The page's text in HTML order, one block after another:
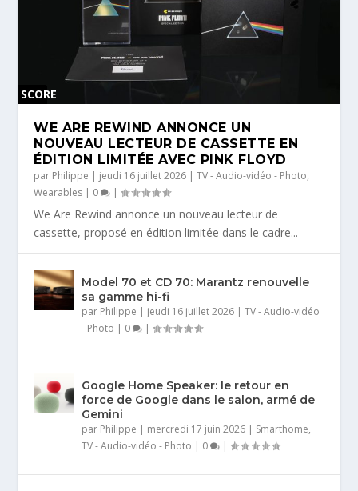
SCORE
WE ARE REWIND ANNONCE UN
NOUVEAU LECTEUR DE CASSETTE EN
ÉDITION LIMITÉE AVEC PINK FLOYD
par Philippe | jeudi 16 juillet 2026 |TV - Audio-vidéo - Photo,
Wearables | 0 |
We Are Rewind annonce un nouveau lecteur de
cassette, proposé en édition limitée dans le cadre...
Model 70 et CD 70: Marantz renouvelle
sa gamme hi-fi
par Philippe | jeudi 16 juillet 2026 |TV - Audio-vidéo
- Photo | 0 |
Google Home Speaker: le retour en
force de Google dans le salon, armé de
Gemini
par Philippe | mercredi 17 juin 2026 | Smarthome,
TV - Audio-vidéo - Photo | 0 |